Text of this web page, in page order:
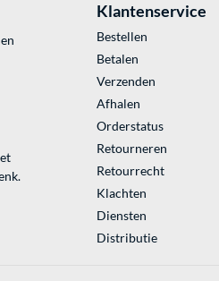
Klantenservice
Bestellen
Betalen
Verzenden
Afhalen
Orderstatus
Retourneren
Retourrecht
Klachten
Diensten
Distributie